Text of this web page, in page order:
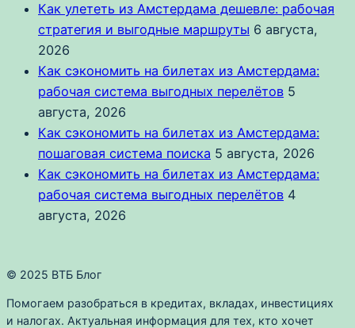
Как улететь из Амстердама дешевле: рабочая
стратегия и выгодные маршруты 6 августа,
2026
Как сэкономить на билетах из Амстердама:
рабочая система выгодных перелётов 5
августа, 2026
Как сэкономить на билетах из Амстердама:
пошаговая система поиска 5 августа, 2026
Как сэкономить на билетах из Амстердама:
рабочая система выгодных перелётов 4
августа, 2026
© 2025 ВТБ Блог
Помогаем разобраться в кредитах, вкладах, инвестициях
и налогах. Актуальная информация для тех, кто хочет